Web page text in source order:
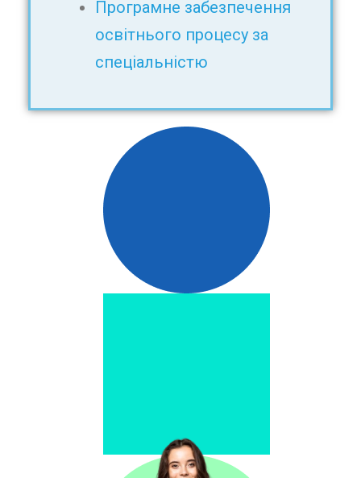
Програмне забезпечення
освітнього процесу за
спеціальністю